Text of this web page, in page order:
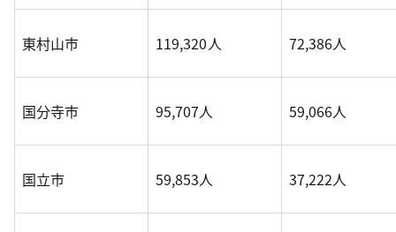
東村山市 119,320人 72,386人
国分寺市 95,707人 59,066人
国立市 59,853人 37,222人